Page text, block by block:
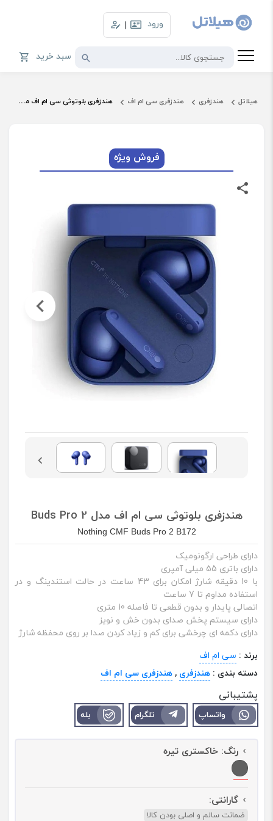
ورود |
سبد خرید
هیلاتل هندزفری هندزفری سی ام اف هندزفری بلوتوثی سی ام اف مدل Buds Pro 2
فروش ویژه
هندزفری بلوتوثی سی ام اف مدل Buds Pro 2
Nothing CMF Buds Pro 2 B172
دارای طراحی ارگونومیک
دارای باتری 55 میلی آمپری
با 10 دقیقه شارژ امکان برای 43 ساعت در حالت استندینگ و در
استفاده مداوم تا 7 ساعت
اتصالی پایدار و بدون قطعی تا فاصله 10 متری
دارای سیستم پخش صدای بدون خش و نویز
دارای دکمه ای چرخشی برای کم و زیاد کردن صدا بر روی محفظه شارژ
برند : سی ام اف
دسته بندی : هندزفری ,هندزفری سی ام اف
پشتیبانی
واتساپ تلگرام بله
رنگ: خاکستری تیره
گارانتی:
ضمانت سالم و اصلی بودن کالا